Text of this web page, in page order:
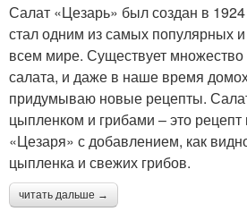
Салат «Цезарь» был создан в
стал одним из самых популярных
всем мире. Существует множество
салата, и даже в наше время
придумываю новые рецепты.
цыпленком и грибами – это рецепт
«Цезаря» с добавлением, как
цыпленка и свежих грибов.
читать дальше →